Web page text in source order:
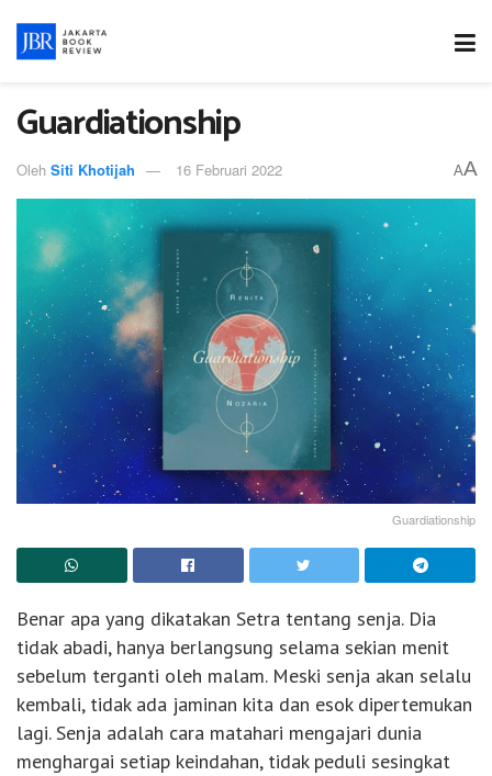
Guardiationship
Oleh Siti Khotijah 16 Februari 2022 AA
Guardiationship
Benar apa yang dikatakan Setra tentang senja. Dia
tidak abadi, hanya berlangsung selama sekian menit
sebelum terganti oleh malam. Meski senja akan selalu
kembali, tidak ada jaminan kita dan esok dipertemukan
lagi. Senja adalah cara matahari mengajari dunia
menghargai setiap keindahan, tidak peduli sesingkat